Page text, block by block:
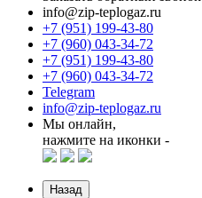
info@zip-teplogaz.ru
+7 (951) 199-43-80
+7 (960) 043-34-72
+7 (951) 199-43-80
+7 (960) 043-34-72
Telegram
info@zip-teplogaz.ru
Мы онлайн,
нажмите на иконки -
Назад